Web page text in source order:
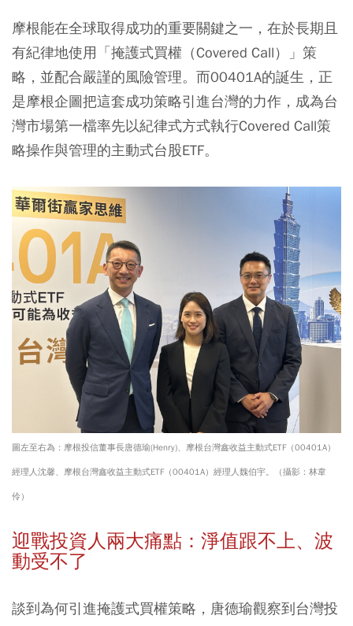
摩根能在全球取得成功的重要關鍵之一，在於長期且
有紀律地使用「掩護式買權（Covered Call）」策
略，並配合嚴謹的風險管理。而00401A的誕生，正
是摩根企圖把這套成功策略引進台灣的力作，成為台
灣市場第一檔率先以紀律式方式執行Covered Call策
略操作與管理的主動式台股ETF。
圖左至右為：摩根投信董事長唐德瑜(Henry)、摩根台灣鑫收益主動式ETF（00401A）
經理人沈馨、摩根台灣鑫收益主動式ETF（00401A）經理人魏伯宇。（攝影：林韋
伶）
迎戰投資人兩大痛點：淨值跟不上、波
動受不了
談到為何引進掩護式買權策略，唐德瑜觀察到台灣投